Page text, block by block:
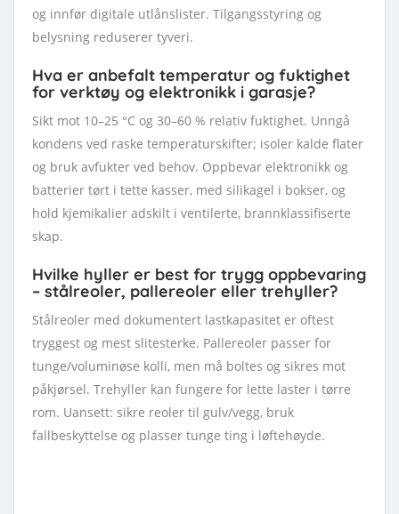
og innfør digitale utlånslister. Tilgangsstyring og
belysning reduserer tyveri.
Hva er anbefalt temperatur og fuktighet
for verktøy og elektronikk i garasje?
Sikt mot 10–25 °C og 30–60 % relativ fuktighet. Unngå
kondens ved raske temperaturskifter; isoler kalde flater
og bruk avfukter ved behov. Oppbevar elektronikk og
batterier tørt i tette kasser, med silikagel i bokser, og
hold kjemikalier adskilt i ventilerte, brannklassifiserte
skap.
Hvilke hyller er best for trygg oppbevaring
– stålreoler, pallereoler eller trehyller?
Stålreoler med dokumentert lastkapasitet er oftest
tryggest og mest slitesterke. Pallereoler passer for
tunge/voluminøse kolli, men må boltes og sikres mot
påkjørsel. Trehyller kan fungere for lette laster i tørre
rom. Uansett: sikre reoler til gulv/vegg, bruk
fallbeskyttelse og plasser tunge ting i løftehøyde.